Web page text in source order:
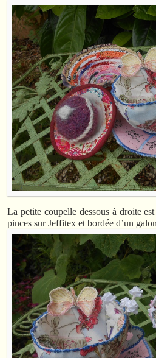
La petite coupelle dessous à droite
pinces sur Jeffitex et bordée d’un